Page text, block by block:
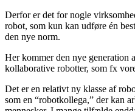
Derfor er det for nogle
robot, som kun kan udføre én
den nye norm.
Her kommer den nye generation
kollaborative robotter, som fx
Det er en relativt ny klasse af
som en “robotkollega,” der kan